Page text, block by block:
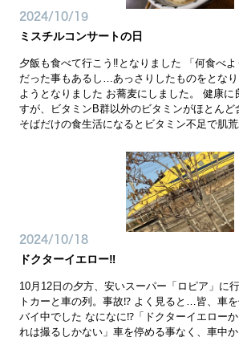
2024/10/19
ミスチルコンサートの日
夕飯も食べて行こう‼️となりました 「何食べ
だった事もあるし…あっさりしたものをとな
ようとなりました お蕎麦にしました。 健康に
すが、ビタミンB群以外のビタミンがほとんど
そばだけの食生活になるとビタミン不足で肌
2024/10/18
ドクターイエロー‼️
10月12日の夕方、安いスーパー「ロピア」に
トカーと車の列。事故⁉️ よく見ると…皆、車
バイ中でした なになに⁉️「ドクターイエロー
れは撮るしかない」車を停める事なく、車中